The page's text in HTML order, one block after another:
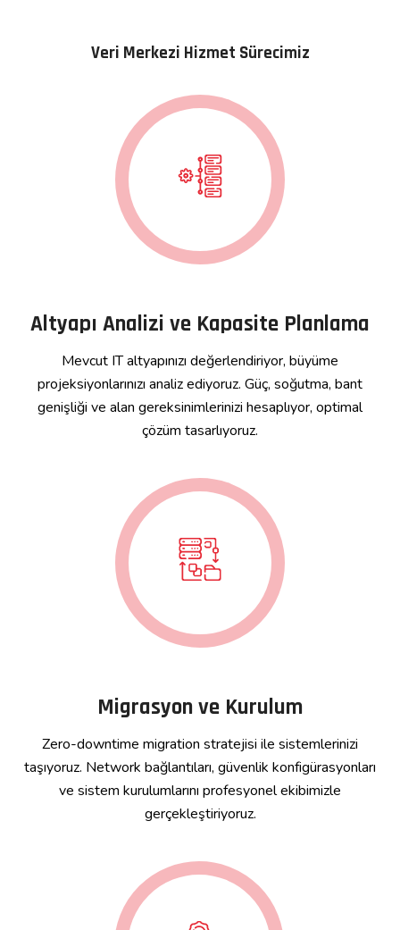
Veri Merkezi Hizmet Sürecimiz
Altyapı Analizi ve Kapasite Planlama
Mevcut IT altyapınızı değerlendiriyor, büyüme
projeksiyonlarınızı analiz ediyoruz. Güç, soğutma, bant
genişliği ve alan gereksinimlerinizi hesaplıyor, optimal
çözüm tasarlıyoruz.
Migrasyon ve Kurulum
Zero-downtime migration stratejisi ile sistemlerinizi
taşıyoruz. Network bağlantıları, güvenlik konfigürasyonları
ve sistem kurulumlarını profesyonel ekibimizle
gerçekleştiriyoruz.